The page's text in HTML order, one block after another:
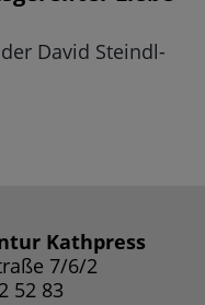
David Steindl-
Kathpress
7/6/2
52 83